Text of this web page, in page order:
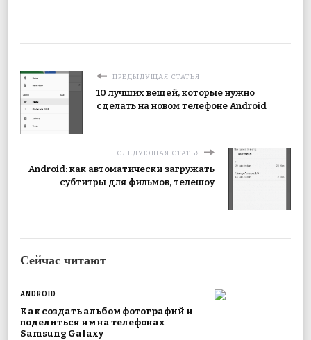
ПРЕДЫДУЩАЯ СТАТЬЯ
10 лучших вещей, которые нужно
сделать на новом телефоне Android
СЛЕДУЮЩАЯ СТАТЬЯ
Android: как автоматически загружать
субтитры для фильмов, телешоу
Сейчас читают
ANDROID
Как создать альбом фотографий и
поделиться им на телефонах
Samsung Galaxy